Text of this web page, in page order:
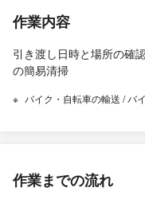
作業内容
引き渡し日時と場所の確
の簡易清掃
バイク・自転車の輸送 / バ
作業までの流れ